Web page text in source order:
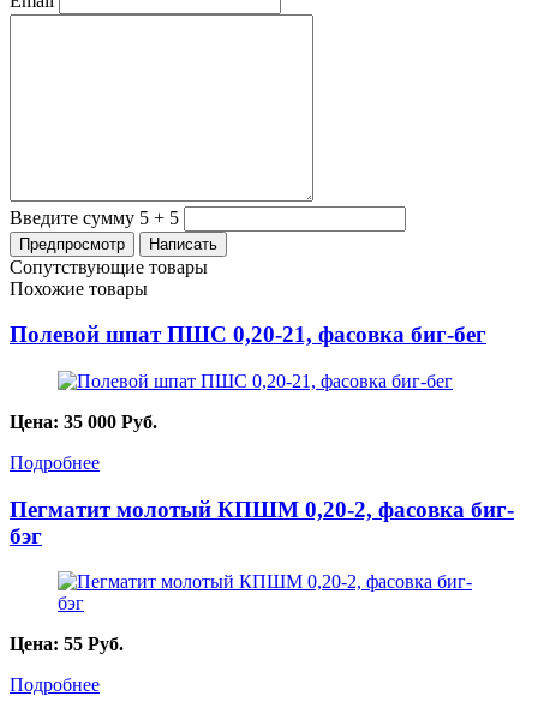
Введите сумму 5 + 5
Сопутствующие товары
Похожие товары
Полевой шпат ПШС 0,20-21, фасовка биг-бег
Цена: 35 000 Руб.
Подробнее
Пегматит молотый КПШМ 0,20-2, фасовка биг-
бэг
Цена: 55 Руб.
Подробнее